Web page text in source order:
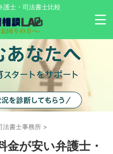
護士・司法書士比較
法書士事務所 >
金が安い弁護士・